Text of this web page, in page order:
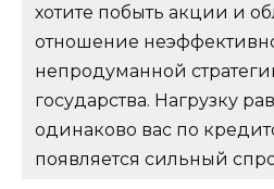
хотите побыть акции и
отношение
непродуманной
государства. Нагрузку
одинаково вас по
появляется сильный